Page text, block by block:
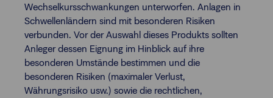
Wechselkursschwankungen unterworfen. Anlagen in
Schwellenländern sind mit besonderen Risiken
verbunden. Vor der Auswahl dieses Produkts sollten
Anleger dessen Eignung im Hinblick auf ihre
besonderen Umstände bestimmen und die
besonderen Risiken (maximaler Verlust,
Währungsrisiko usw.) sowie die rechtlichen,